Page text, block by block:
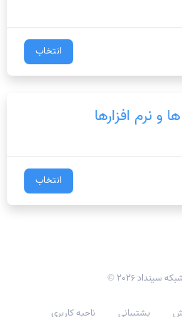
انتخاب
و نرم افزارها
انتخاب
شبکه سینداد
پشتیبانی ناحیه کاربری